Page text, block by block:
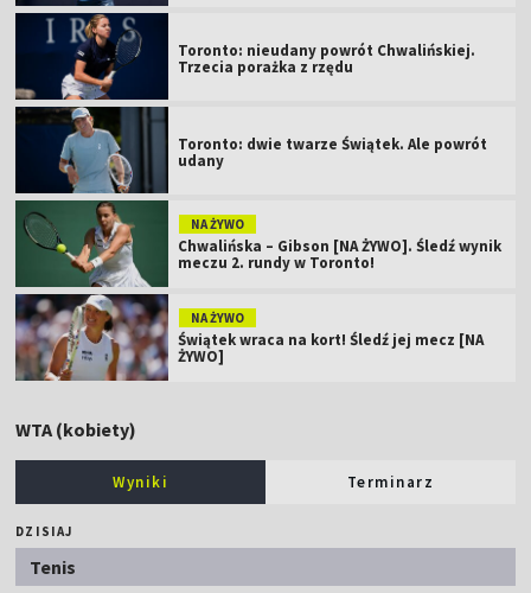
Toronto: nieudany powrót Chwalińskiej.
Trzecia porażka z rzędu
Toronto: dwie twarze Świątek. Ale powrót
udany
NA ŻYWO
Chwalińska – Gibson [NA ŻYWO]. Śledź wynik
meczu 2. rundy w Toronto!
NA ŻYWO
Świątek wraca na kort! Śledź jej mecz [NA
ŻYWO]
WTA (kobiety)
Wyniki Terminarz
DZISIAJ
Tenis